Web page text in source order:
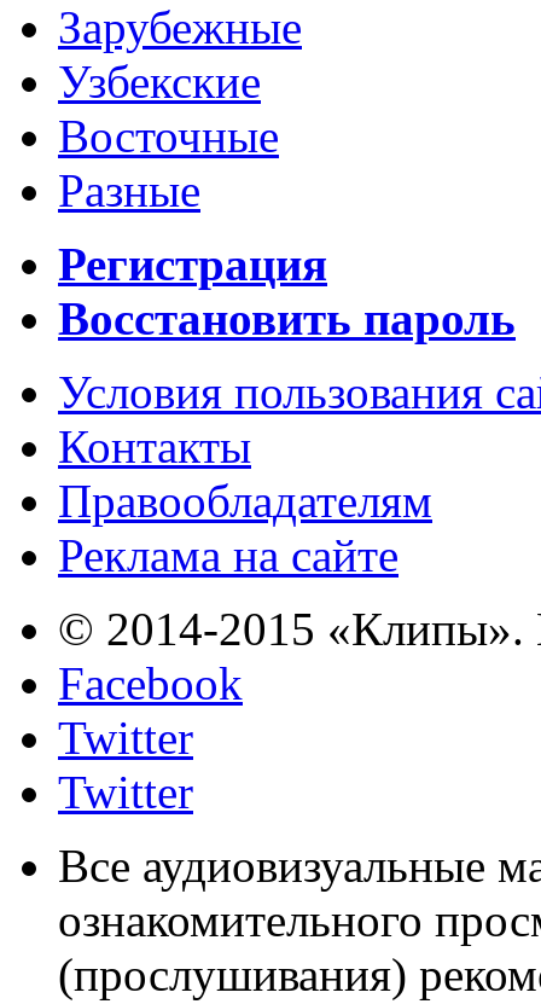
Зарубежные
Узбекские
Восточные
Разные
Регистрация
Восстановить пароль
Условия пользования
Контакты
Правообладателям
Реклама на сайте
© 2014-2015 «Клипы».
Facebook
Twitter
Twitter
Все аудиовизуальные
ознакомительного
(прослушивания)